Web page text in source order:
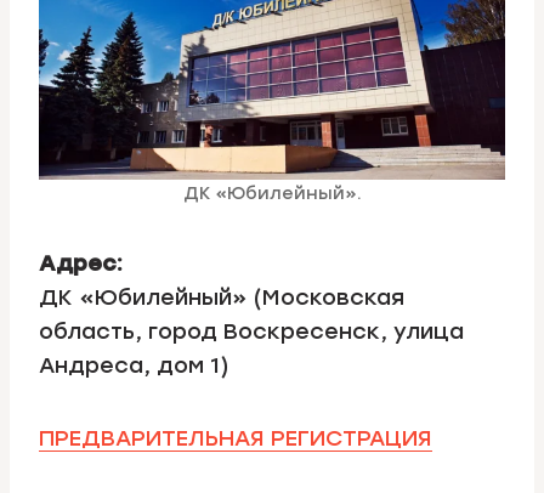
ДК «Юбилейный».
Адрес:
ДК «Юбилейный» (Московская
область, город Воскресенск, улица
Андреса, дом 1)
ПРЕДВАРИТЕЛЬНАЯ РЕГИСТРАЦИЯ